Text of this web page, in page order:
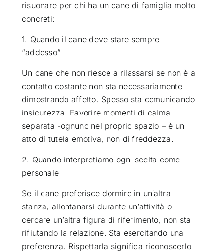
risuonare per chi ha un cane di famiglia molto
concreti:
1. Quando il cane deve stare sempre
“addosso”
Un cane che non riesce a rilassarsi se non è a
contatto costante non sta necessariamente
dimostrando affetto. Spesso sta comunicando
insicurezza. Favorire momenti di calma
separata -ognuno nel proprio spazio – è un
atto di tutela emotiva, non di freddezza.
2. Quando interpretiamo ogni scelta come
personale
Se il cane preferisce dormire in un’altra
stanza, allontanarsi durante un’attività o
cercare un’altra figura di riferimento, non sta
rifiutando la relazione. Sta esercitando una
preferenza. Rispettarla significa riconoscerlo